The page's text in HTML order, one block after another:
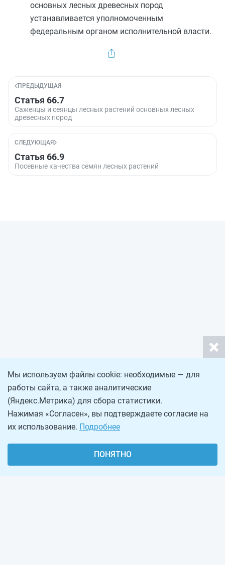
основных лесных древесных пород
устанавливается уполномоченным
федеральным органом исполнительной власти.
ПРЕДЫДУЩАЯ
Статья 66.7
Саженцы и сеянцы лесных растений основных лесных
древесных пород
СЛЕДУЮЩАЯ
Статья 66.9
Посевные качества семян лесных растений
Мы используем файлы cookie: необходимые — для
работы сайта, а также аналитические
(Яндекс.Метрика) для сбора статистики.
Нажимая «Согласен», вы подтверждаете согласие на
их использование. Подробнее
ПОНЯТНО